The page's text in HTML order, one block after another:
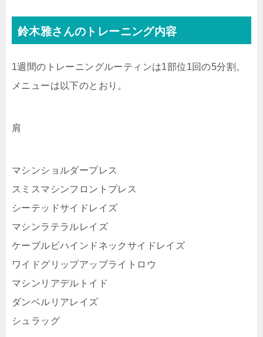
鈴木雅さんのトレーニング内容
1週間のトレーニングルーティンは1部位1回の5分割。
メニューは以下のとおり。
肩
マシンショルダープレス
スミスマシンフロントプレス
シーテッドサイドレイズ
マシンラテラルレイズ
ケーブルビハインドネックサイドレイズ
ワイドグリップアップライトロウ
マシンリアデルトイド
ダンベルリアレイズ
シュラッグ